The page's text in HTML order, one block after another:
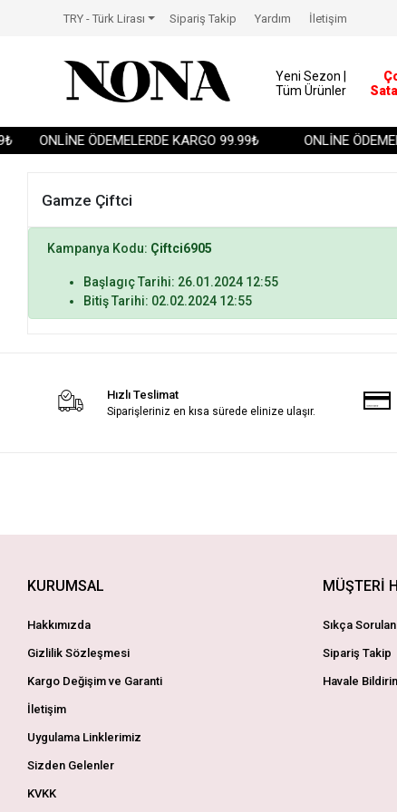
ONLİNE ÖDEMELERDE KARGO 99.99₺ ONLİNE
TRY - Türk Lirası Sipariş Takip Yardım İletişim
Yeni Sezon |
Tüm Ürünler
Gamze Çiftci
Kampanya Kodu: Çiftci6905
Başlagıç Tarihi: 26.01.2024 12:55
Bitiş Tarihi: 02.02.2024 12:55
Hızlı Teslimat
Siparişleriniz en kısa sürede elinize ulaşır.
KURUMSAL
Hakkımızda
Gizlilik Sözleşmesi
Kargo Değişim ve Garanti
İletişim
Uygulama Linklerimiz
Sizden Gelenler
KVKK
MÜŞTERİ
Sıkça
Sipariş Takip
Havale